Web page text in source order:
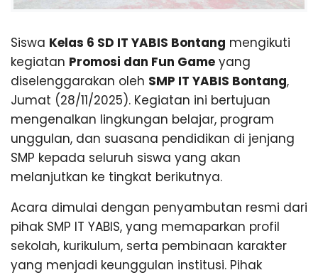
G
Siswa Kelas 6 SD IT YABIS Bontang mengikuti
kegiatan Promosi dan Fun Game yang
diselenggarakan oleh SMP IT YABIS Bontang,
Jumat (28/11/2025). Kegiatan ini bertujuan
mengenalkan lingkungan belajar, program
unggulan, dan suasana pendidikan di jenjang
SMP kepada seluruh siswa yang akan
melanjutkan ke tingkat berikutnya.
Acara dimulai dengan penyambutan resmi dari
pihak SMP IT YABIS, yang memaparkan profil
sekolah, kurikulum, serta pembinaan karakter
yang menjadi keunggulan institusi. Pihak